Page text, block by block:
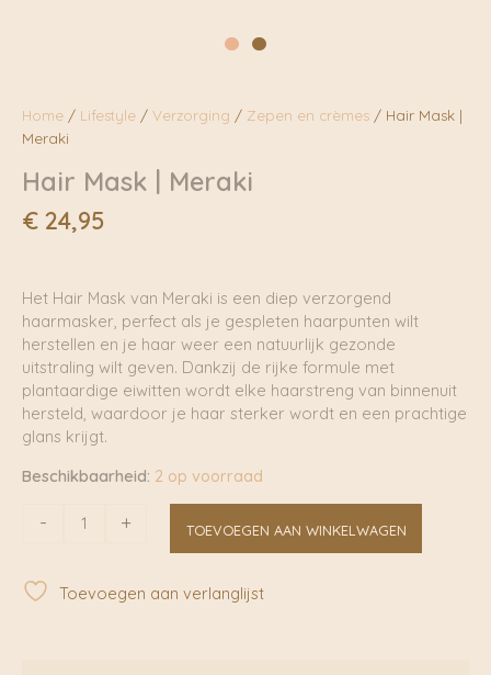
Home / Lifestyle / Verzorging / Zepen en crèmes / Hair Mask |
Meraki
Hair Mask | Meraki
€ 24,95
Het Hair Mask van Meraki is een diep verzorgend
haarmasker, perfect als je gespleten haarpunten wilt
herstellen en je haar weer een natuurlijk gezonde
uitstraling wilt geven. Dankzij de rijke formule met
plantaardige eiwitten wordt elke haarstreng van binnenuit
hersteld, waardoor je haar sterker wordt en een prachtige
glans krijgt.
Beschikbaarheid: 2 op voorraad
-
Meraki
aantal
+ TOEVOEGEN AAN WINKELWAGEN
Toevoegen aan verlanglijst